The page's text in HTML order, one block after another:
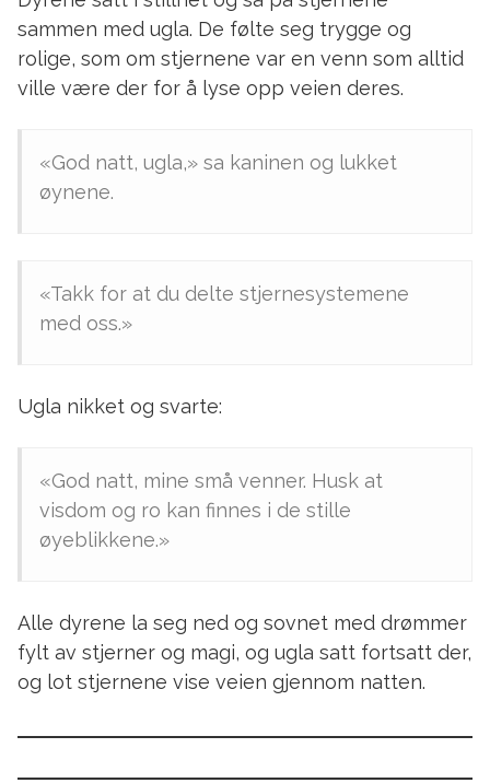
sammen med ugla. De følte seg trygge og
rolige, som om stjernene var en venn som alltid
ville være der for å lyse opp veien deres.
«God natt, ugla,» sa kaninen og lukket
øynene.
«Takk for at du delte stjernesystemene
med oss.»
Ugla nikket og svarte:
«God natt, mine små venner. Husk at
visdom og ro kan finnes i de stille
øyeblikkene.»
Alle dyrene la seg ned og sovnet med drømmer
fylt av stjerner og magi, og ugla satt fortsatt der,
og lot stjernene vise veien gjennom natten.